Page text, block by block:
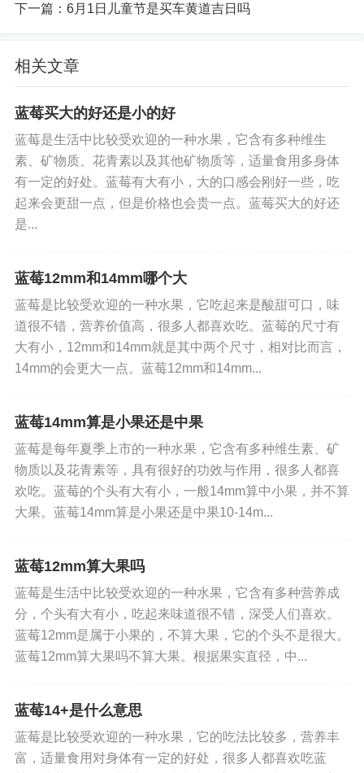
不新鲜。
3、形状
新鲜的蓝莓，它的果肉与汁水都是比较充足的，那
么自然外表就是比较丰满的。这样看去果肉也多。
但是如果是不好的蓝莓，外表会如年久失修的水泥
地一般坑坑洼洼的。
选择蓝莓时，触摸蓝莓的果皮也很重要。当我们感
觉光滑而不粘的时候，这种蓝莓更好；如果蓝莓的
大小不同，表面粗糙，这意味着这些蓝莓的质量不
好，不应该购买和食用。
5、果香口感
好的蓝莓自体香味馥郁，尝起来是酸甜可口的，没
有果核，如果有果核，那就是假的蓝莓，不建议购
买。
1、直接生吃：将蓝莓放到清水里浸泡五分钟，其间
用手轻轻搅动几回，再用清水冲洗一下像吃葡萄一
样生吃。也可将蓝莓放在淡盐水里浸泡三分钟，再
用清水冲洗可以直接生吃。
2、放冰糖吃：将蓝莓浸泡在冰糖水中后放置在冰箱
里30分钟拿出再吃，口感冰凉清爽，酸甜可口。当
然，可以按照自己的喜好加入蜂蜜、白糖、橙汁
下一篇： 6月1日儿童节是买车黄道吉日吗
相关文章
蓝莓买大的好还是小的好
蓝莓是生活中比较受欢迎的一种水果，它含有多种维生
素、矿物质、花青素以及其他矿物质等，适量食用多身体
有一定的好处。蓝莓有大有小，大的口感会刚好一些，吃
起来会更甜一点，但是价格也会贵一点。蓝莓买大的好还
是...
蓝莓12mm和14mm哪个大
蓝莓是比较受欢迎的一种水果，它吃起来是酸甜可口，味
道很不错，营养价值高，很多人都喜欢吃。蓝莓的尺寸有
大有小，12mm和14mm就是其中两个尺寸，相对比而言，
14mm的会更大一点。蓝莓12mm和14mm...
蓝莓14mm算是小果还是中果
蓝莓是每年夏季上市的一种水果，它含有多种维生素、矿
物质以及花青素等，具有很好的功效与作用，很多人都喜
欢吃。蓝莓的个头有大有小，一般14mm算中小果，并不算
大果。蓝莓14mm算是小果还是中果10-14m...
蓝莓12mm算大果吗
蓝莓是生活中比较受欢迎的一种水果，它含有多种营养成
分，个头有大有小，吃起来味道很不错，深受人们喜欢。
蓝莓12mm是属于小果的，不算大果，它的个头不是很大。
蓝莓12mm算大果吗不算大果。根据果实直径，中...
蓝莓14+是什么意思
蓝莓是比较受欢迎的一种水果，它的吃法比较多，营养丰
富，适量食用对身体有一定的好处，很多人都喜欢吃蓝